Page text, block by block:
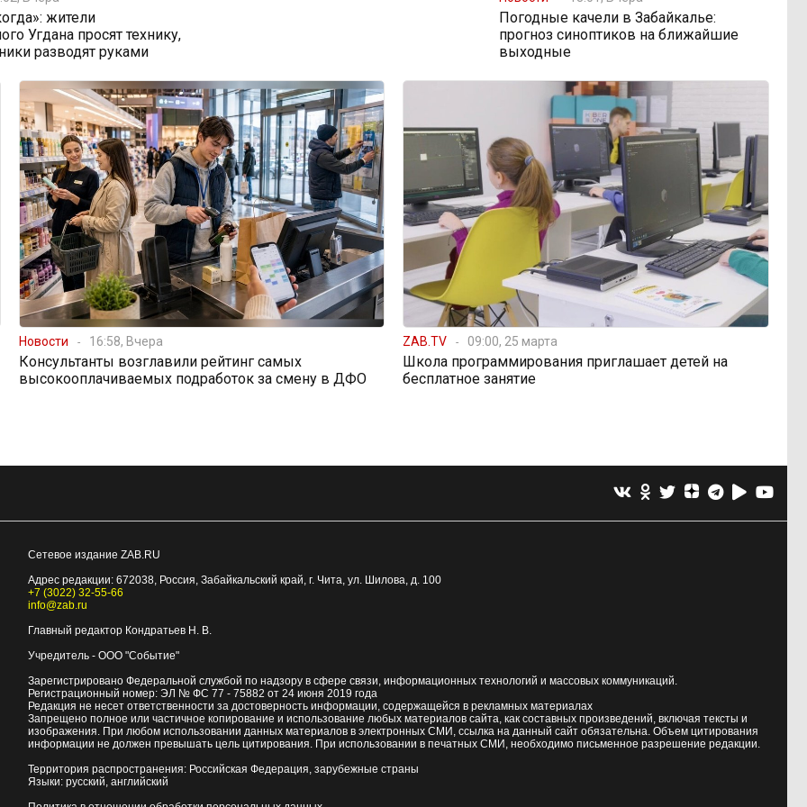
жители
Угдана просят технику,
разводят руками
Погодные качели в Забайкалье:
прогноз синоптиков на ближайшие
выходные
Новости 16:58, Вчера
Консультанты возглавили рейтинг самых
высокооплачиваемых подработок за смену в ДФО
ZAB.TV 09:00, 25 марта
Школа программирования приглашает детей на
бесплатное занятие
Сетевое издание ZAB.RU
Адрес редакции: 672038, Россия, Забайкальский край, г. Чита, ул. Шилова, д. 100
+7 (3022) 32-55-66
info@zab.ru
Главный редактор Кондратьев Н. В.
Учредитель - ООО "Событие"
Зарегистрировано Федеральной службой по надзору в сфере связи, информационных технологий и массовых коммуникаций.
Регистрационный номер: ЭЛ № ФС 77 - 75882 от 24 июня 2019 года
Редакция не несет ответственности за достоверность информации, содержащейся в рекламных материалах
Запрещено полное или частичное копирование и использование любых материалов сайта, как составных произведений, включая тексты и
изображения. При любом использовании данных материалов в электронных СМИ, ссылка на данный сайт обязательна. Объем цитирования
информации не должен превышать цель цитирования. При использовании в печатных СМИ, необходимо письменное разрешение редакции.
Территория распространения: Российская Федерация, зарубежные страны
Языки: русский, английский